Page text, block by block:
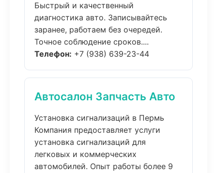
Быстрый и качественный
диагностика авто. Записывайтесь
заранее, работаем без очередей.
Точное соблюдение сроков....
Телефон: +7 (938) 639-23-44
Автосалон Запчасть Авто
Установка сигнализаций в Пермь
Компания предоставляет услуги
установка сигнализаций для
легковых и коммерческих
автомобилей. Опыт работы более 9